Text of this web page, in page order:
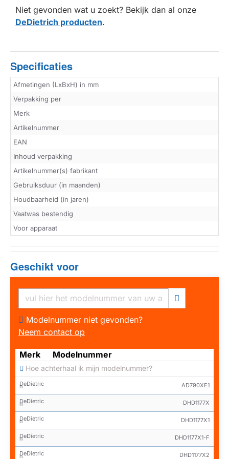
Niet gevonden wat u zoekt? Bekijk dan al onze
DeDietrich producten.
Specificaties
Afmetingen (LxBxH) in mm
Verpakking per
Merk
Artikelnummer
EAN
Inhoud verpakking
Artikelnummer(s) fabrikant
Gebruiksduur (in maanden)
Houdbaarheid (in jaren)
Vaatwas bestendig
Voor apparaat
Geschikt voor
Modelnummer niet gevonden?
Neem contact op
Merk Modelnummer
Hoe achterhaal ik mijn modelnummer?
DeDietric
h AD790XE1
DeDietric
h DHD1177X
DeDietric
h DHD1177X1
DeDietric
h DHD1177X1-F
DeDietric
h DHD1177X2